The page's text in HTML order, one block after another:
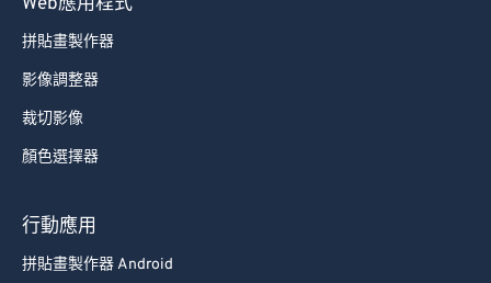
拼貼畫製作器
影像調整器
裁切影像
顏色選擇器
行動應用
拼貼畫製作器 Android